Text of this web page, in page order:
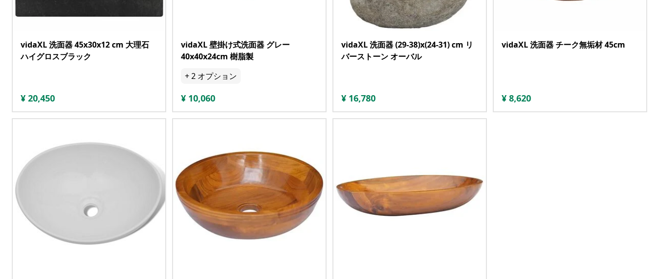
vidaXL 洗面器 45x30x12 cm 大理石
ハイグロスブラック
¥ 20,450
vidaXL 壁掛け式洗面器 グレー
40x40x24cm 樹脂製
+2 オプション
¥ 10,060
vidaXL 洗面器 (29-38)x(24-31) cm リ
バーストーン オーバル
¥ 16,780
vidaXL 洗面器 チーク無垢材 45cm
¥ 8,620